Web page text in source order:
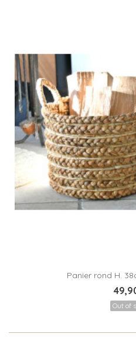
Panier rond H.
Out of